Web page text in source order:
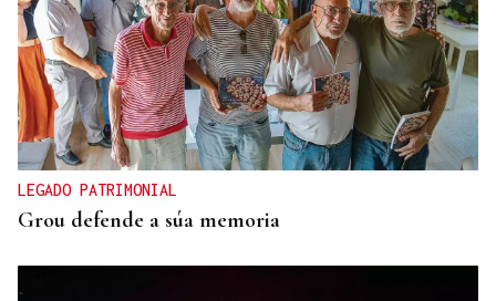
LOS ASUNTOS IMPORTANTES
Sobre tumbarse en la hamaca
LEGADO PATRIMONIAL
Grou defende a súa memoria